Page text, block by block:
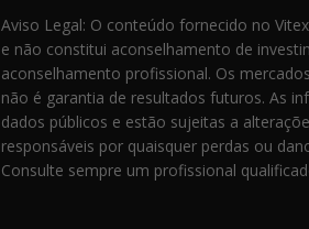
Aviso Legal: O conteúdo fornecido no
e não constitui aconselhamento de
aconselhamento profissional. Os
não é garantia de resultados futuros. As
dados públicos e estão sujeitas a
responsáveis por quaisquer perdas ou
Consulte sempre um profissional